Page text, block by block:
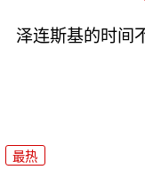
泽连斯基的时间
最热